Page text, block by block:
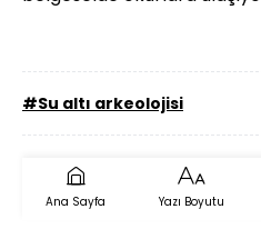
#Su altı arkeolojisi
Ana Sayfa Yazı Boyutu